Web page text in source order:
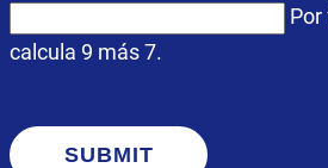
Por
calcula 9 más 7.
SUBMIT